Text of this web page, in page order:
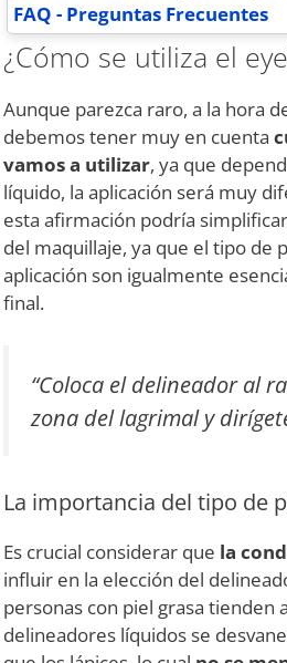
FAQ - Preguntas Frecuentes
¿Cómo se utiliza el
Aunque parezca raro, a la hora
debemos tener muy en cuenta
vamos a utilizar, ya que
líquido, la aplicación será muy
esta afirmación podría
del maquillaje, ya que el tipo de
aplicación son igualmente
final.
“Coloca el delineador al
zona del lagrimal y
La importancia del tipo de
Es crucial considerar que la
influir en la elección del
personas con piel grasa tienden
delineadores líquidos se